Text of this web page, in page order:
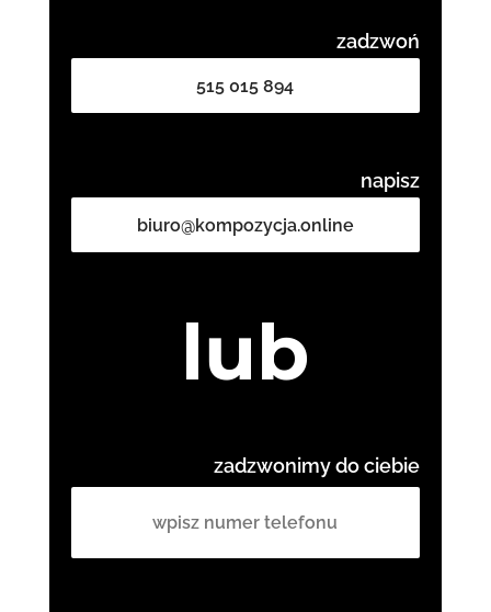
zadzwoń
515 015 894
napisz
biuro@kompozycja.online
lub
zadzwonimy do ciebie